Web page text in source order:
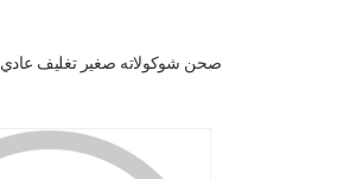
صحن شوكولاته صغير تغليف عادي